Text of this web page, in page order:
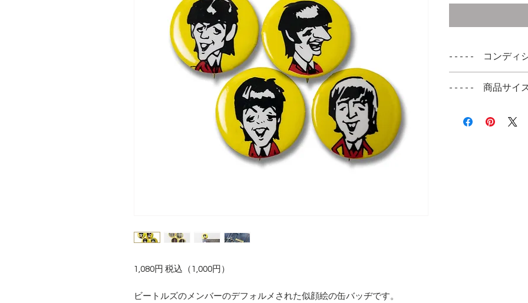
1,080円 税込（1,000円）
ビートルズのメンバーのデフォルメされた似顔絵の缶バッヂです。
- - - - - コンディ
- - - - - 商品サイ